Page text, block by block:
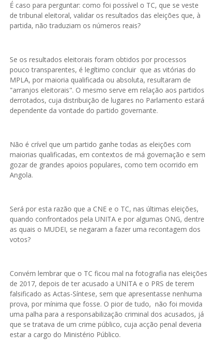
É caso para perguntar: como foi possível o TC, que se veste
de tribunal eleitoral, validar os resultados das eleições que, à
partida, não traduziam os números reais?
Se os resultados eleitorais foram obtidos por processos
pouco transparentes, é legítimo concluir que as vitórias do
MPLA, por maioria qualificada ou absoluta, resultaram de
"arranjos eleitorais". O mesmo serve em relação aos partidos
derrotados, cuja distribuição de lugares no Parlamento estará
dependente da vontade do partido governante.
Não é crível que um partido ganhe todas as eleições com
maiorias qualificadas, em contextos de má governação e sem
gozar de grandes apoios populares, como tem ocorrido em
Angola.
Será por esta razão que a CNE e o TC, nas últimas eleições,
quando confrontados pela UNITA e por algumas ONG, dentre
as quais o MUDEI, se negaram a fazer uma recontagem dos
votos?
Convém lembrar que o TC ficou mal na fotografia nas eleições
de 2017, depois de ter acusado a UNITA e o PRS de terem
falsificado as Actas-Síntese, sem que apresentasse nenhuma
prova, por mínima que fosse. O pior de tudo, não foi movida
uma palha para a responsabilização criminal dos acusados, já
que se tratava de um crime público, cuja acção penal deveria
estar a cargo do Ministério Público.